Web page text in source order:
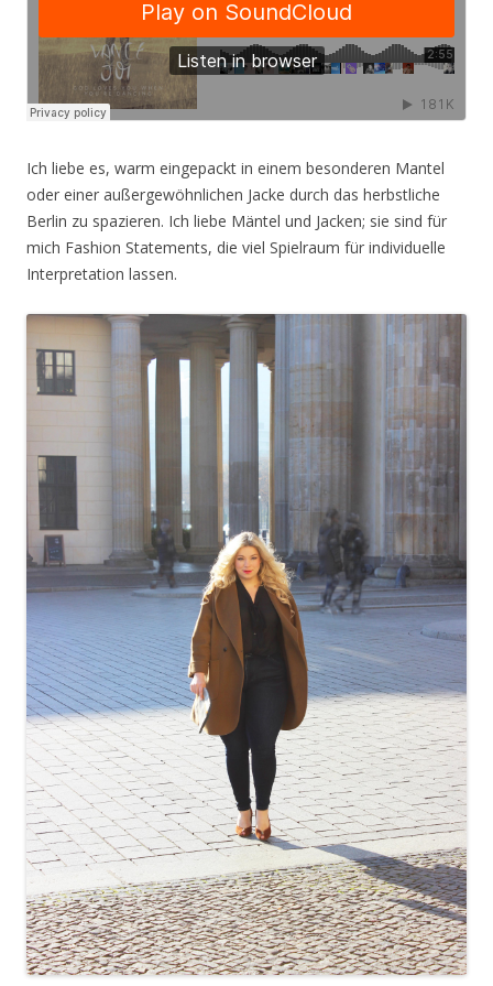
Ich liebe es, warm eingepackt in einem besonderen Mantel
oder einer außergewöhnlichen Jacke durch das herbstliche
Berlin zu spazieren. Ich liebe Mäntel und Jacken; sie sind für
mich Fashion Statements, die viel Spielraum für individuelle
Interpretation lassen.